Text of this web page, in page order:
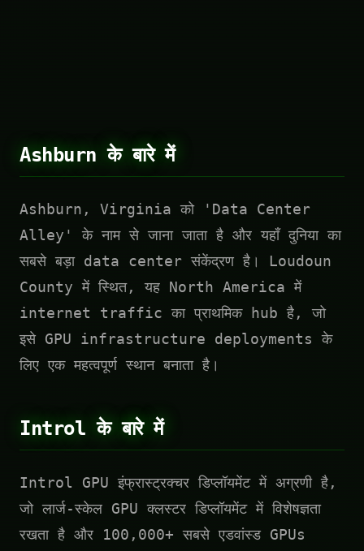
Ashburn के बारे में
Ashburn, Virginia को 'Data Center
Alley' के नाम से जाना जाता है और यहाँ दुनिया का
सबसे बड़ा data center संकेंद्रण है। Loudoun
County में स्थित, यह North America में
internet traffic का प्राथमिक hub है, जो
इसे GPU infrastructure deployments के
लिए एक महत्वपूर्ण स्थान बनाता है।
Introl के बारे में
Introl GPU इंफ्रास्ट्रक्चर डिप्लॉयमेंट में अग्रणी है,
जो लार्ज-स्केल GPU क्लस्टर डिप्लॉयमेंट में विशेषज्ञता
रखता है और 100,000+ सबसे एडवांस्ड GPUs